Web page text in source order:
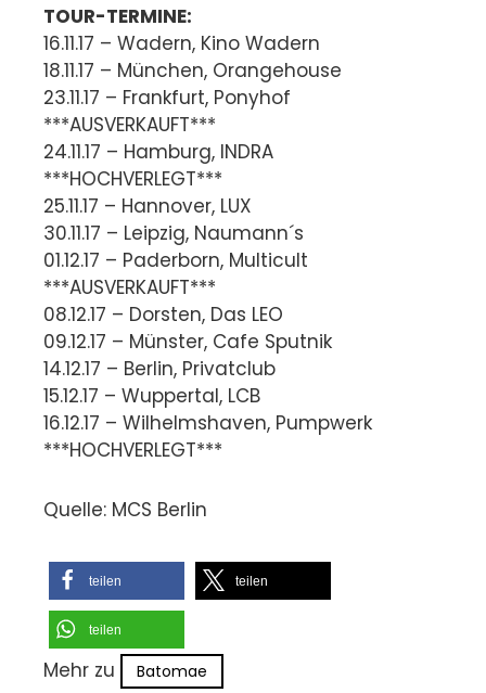
TOUR-TERMINE:
16.11.17 – Wadern, Kino Wadern
18.11.17 – München, Orangehouse
23.11.17 – Frankfurt, Ponyhof
***AUSVERKAUFT***
24.11.17 – Hamburg, INDRA
***HOCHVERLEGT***
25.11.17 – Hannover, LUX
30.11.17 – Leipzig, Naumann´s
01.12.17 – Paderborn, Multicult
***AUSVERKAUFT***
08.12.17 – Dorsten, Das LEO
09.12.17 – Münster, Cafe Sputnik
14.12.17 – Berlin, Privatclub
15.12.17 – Wuppertal, LCB
16.12.17 – Wilhelmshaven, Pumpwerk
***HOCHVERLEGT***
Quelle: MCS Berlin
teilen teilen
teilen
Mehr zu Batomae